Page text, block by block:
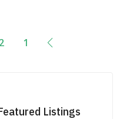
1
2
Listings